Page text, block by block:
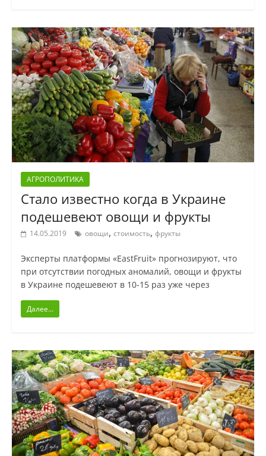
АГРОПОЛИТИКА
Стало известно когда в Украине
подешевеют овощи и фрукты
14.05.2019 овощи, стоимость, фрукты
Эксперты платформы «EastFruit» прогнозируют, что
при отсутствии погодных аномалий, овощи и фрукты
в Украине подешевеют в 10-15 раз уже через
Далее...